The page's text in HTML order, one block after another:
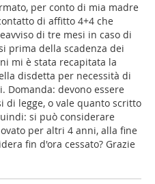
per conto di mia madre
di affitto 4+4 che
di tre mesi in caso di
prima della scadenza dei
mi è stata recapitata la
disdetta per necessità di
Domanda: devono essere
di legge, o vale quanto scritto
si può considerare
per altri 4 anni, alla fine
fin d'ora cessato? Grazie